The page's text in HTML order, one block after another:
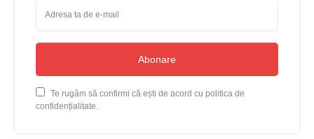
Abonare
Te rugăm să confirmi că ești de acord cu politica de
confidențialitate.